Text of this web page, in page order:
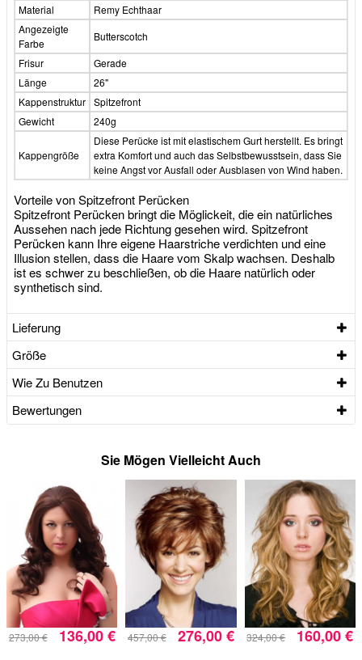
Material
Remy Echthaar
Angezeigte
Farbe
Butterscotch
Frisur
Gerade
Länge
26"
Kappenstruktur Spitzefront
Gewicht
240g
Kappengröße
Diese Perücke ist mit elastischem Gurt herstellt. Es bringt
extra Komfort und auch das Selbstbewusstsein, dass Sie
keine Angst vor Ausfall oder Ausblasen von Wind haben.
Vorteile von Spitzefront Perücken
Spitzefront Perücken bringt die Möglickeit, die ein natürliches
Aussehen nach jede Richtung gesehen wird. Spitzefront
Perücken kann Ihre eigene Haarstriche verdichten und eine
Illusion stellen, dass die Haare vom Skalp wachsen. Deshalb
ist es schwer zu beschließen, ob die Haare natürlich oder
synthetisch sind.
Lieferung
Größe
Wie Zu Benutzen
Bewertungen
Sie Mögen Vielleicht Auch
273,00 € 136,00 € 457,00 € 276,00 € 324,00 € 160,00 €